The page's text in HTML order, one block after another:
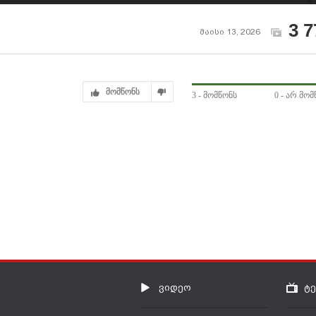
მაისი 13, 2026 3
მომწონს 3 - მომწონს 0 - არ
ვიდეო